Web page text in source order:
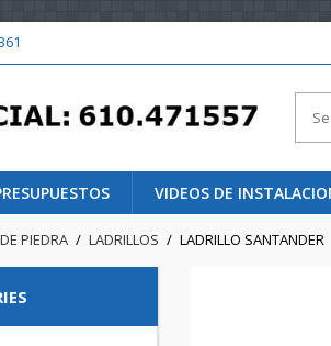
VIDEOS DE
PIEDRA LADRILLOS LADRILLO SANTANDER